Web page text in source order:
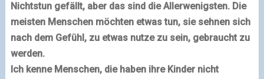
Nichtstun gefällt, aber das sind die Allerwenigsten. Die
meisten Menschen möchten etwas tun, sie sehnen sich
nach dem Gefühl, zu etwas nutze zu sein, gebraucht zu
werden.
Ich kenne Menschen, die haben ihre Kinder nicht